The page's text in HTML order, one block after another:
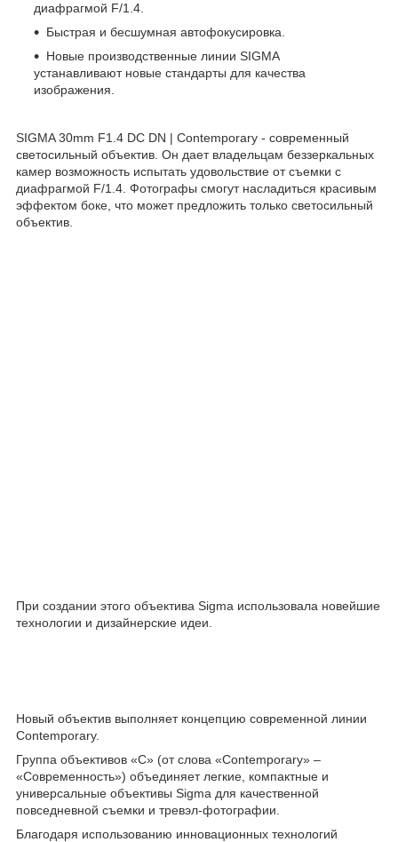
диафрагмой F/1.4.
Быстрая и бесшумная автофокусировка.
Новые производственные линии SIGMA
устанавливают новые стандарты для качества
изображения.
SIGMA 30mm F1.4 DC DN | Contemporary - современный
светосильный объектив. Он дает владельцам беззеркальных
камер возможность испытать удовольствие от съемки с
диафрагмой F/1.4. Фотографы смогут насладиться красивым
эффектом боке, что может предложить только светосильный
объектив.
При создании этого объектива Sigma использовала новейшие
технологии и дизайнерские идеи.
Новый объектив выполняет концепцию современной линии
Contemporary.
Группа объективов «С» (от слова «Contemporary» –
«Современность») объединяет легкие, компактные и
универсальные объективы Sigma для качественной
повседневной съемки и тревэл-фотографии.
Благодаря использованию инновационных технологий